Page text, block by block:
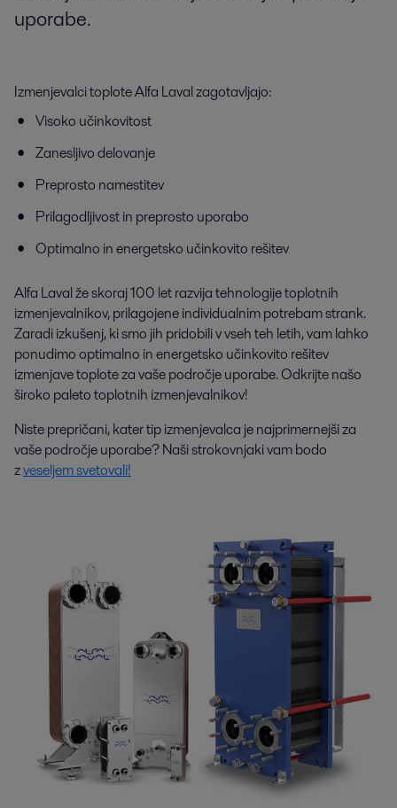
uporabe.
Izmenjevalci toplote Alfa Laval zagotavljajo:
Visoko učinkovitost
Zanesljivo delovanje
Preprosto namestitev
Prilagodljivost in preprosto uporabo
Optimalno in energetsko učinkovito rešitev
Alfa Laval že skoraj 100 let razvija tehnologije toplotnih
izmenjevalnikov, prilagojene individualnim potrebam strank.
Zaradi izkušenj, ki smo jih pridobili v vseh teh letih, vam lahko
ponudimo optimalno in energetsko učinkovito rešitev
izmenjave toplote za vaše področje uporabe. Odkrijte našo
široko paleto toplotnih izmenjevalnikov!
Niste prepričani, kater tip izmenjevalca je najprimernejši za
vaše področje uporabe? Naši strokovnjaki vam bodo
zveseljem svetovali!